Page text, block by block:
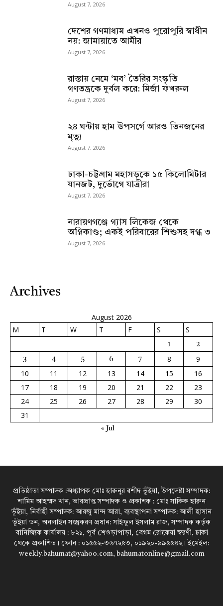
August 7, 2026
দেশের গণমাধ্যম এখনও পুরোপুরি স্বাধীন
নয়: জামায়াতে আমীর
August 7, 2026
রাস্তায় নেমে ‘মব’ তৈরির সংস্কৃতি
গণতন্ত্রকে দুর্বল করে: মির্জা ফখরুল
August 7, 2026
২৪ ঘন্টায় হাম উপসর্গে আরও তিনজনের
মৃত্যু
August 7, 2026
ঢাকা-চট্টগ্রাম মহাসড়কে ১৫ কিলোমিটার
যানজট, দুর্ভোগে যাত্রীরা
August 7, 2026
নারায়ণগঞ্জে গ্যাস লিকেজ থেকে
অগ্নিকাণ্ড; একই পরিবারের শিশুসহ দগ্ধ ৩
August 7, 2026
Archives
August 2026
M
T W T F S S
1 2
3 4 5 6 7 8
9
10
11 12 13 14 15
16
17
18 19 20 21 22
23
24
25 26 27 28 29
30
31
« Jul
প্রতিষ্ঠাতা সম্পাদক :অধ্যাপক মোঃ হারুনুর রশীদ ভূঁইয়া, উপদেষ্টা সম্পাদক:
শামিম আহম্মদ খান, ভারপ্রাপ্ত সম্পাদক ও প্রকাশক : মোঃ সাকিক হারুন
ভূঁইয়া, নির্বাহী সম্পাদক: আরজু মান্দ আরা, ব্যবস্থাপনা সম্পাদক: আলী হাসান
ভূঁইয়া ডন, অনলাইন সংস্ত্রকরণ প্রধান: সাইফুল ইসলাম রাজ, সম্পাদক কর্তৃক
বানিজ্যিক কার্যালয় : ৮২১, পূর্ব শেওড়াপাড়া, বেগম রোকেয়া স্বরণী, ঢাকা
থেকে প্রকাশিত। ফোন : ০১৫৫২-৩৬৭২৫৩, ০১৯২০-৯৯৫৫৪২। ইমেইল:
weekly.bahumat@yahoo.com, bahumatonline@gmail.com